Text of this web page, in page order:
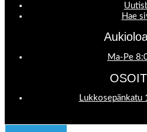
Hae
Ma-Pe
Lukkosepänkatu